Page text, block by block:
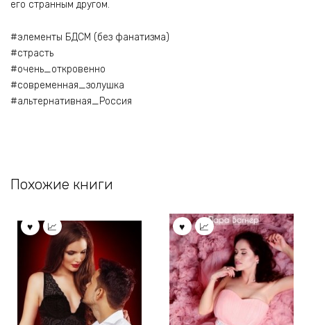
его странным другом.
#элементы БДСМ (без фанатизма)
#страсть
#очень_откровенно
#современная_золушка
#альтернативная_Россия
Похожие книги